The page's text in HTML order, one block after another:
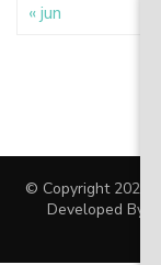
« jun
© Copyright 2026
Developed By